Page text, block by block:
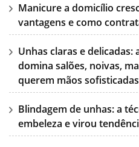
Manicure a domicílio
vantagens e como
Unhas claras e
domina salões, noivas,
querem mãos sofisticadas
Blindagem de unhas: a
embeleza e virou